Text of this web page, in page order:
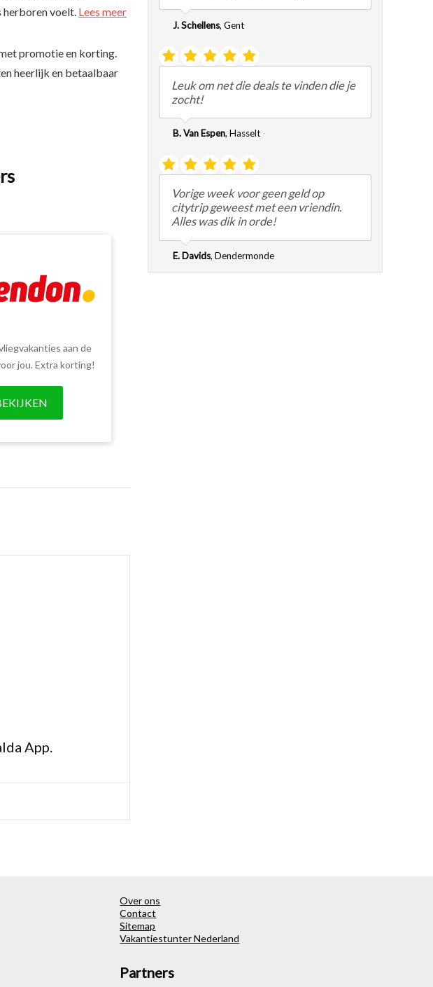
herboren voelt. Lees meer
promotie en korting.
heerlijk en betaalbaar
aan de
jou. Extra korting!
App.
J. Schellens, Gent
Leuk om net die deals te vinden die je
zocht!
B. Van Espen, Hasselt
Vorige week voor geen geld op
citytrip geweest met een vriendin.
Alles was dik in orde!
E. Davids, Dendermonde
Over ons
Contact
Sitemap
Vakantiestunter Nederland
Partners